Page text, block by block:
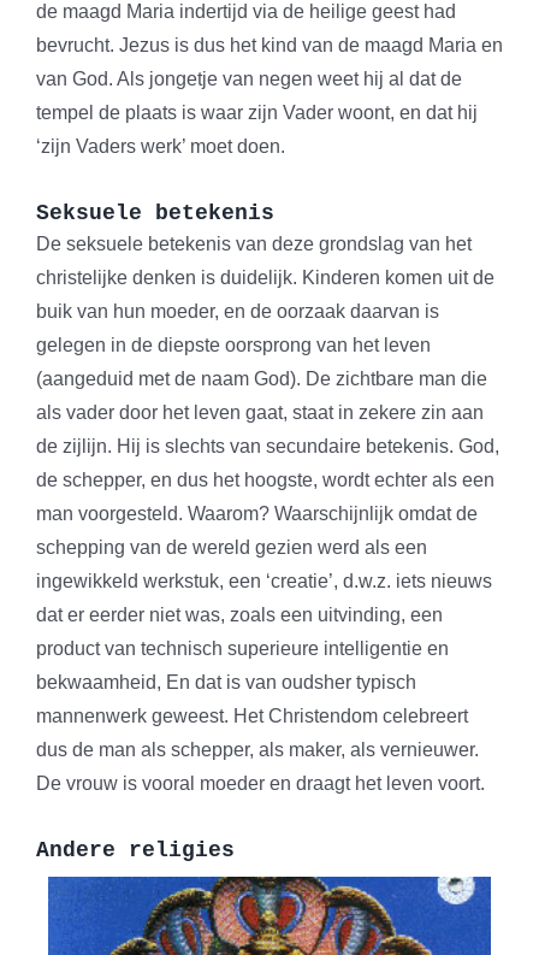
de maagd Maria indertijd via de heilige geest had
bevrucht. Jezus is dus het kind van de maagd Maria en
van God. Als jongetje van negen weet hij al dat de
tempel de plaats is waar zijn Vader woont, en dat hij
‘zijn Vaders werk’ moet doen.
Seksuele betekenis
De seksuele betekenis van deze grondslag van het
christelijke denken is duidelijk. Kinderen komen uit de
buik van hun moeder, en de oorzaak daarvan is
gelegen in de diepste oorsprong van het leven
(aangeduid met de naam God). De zichtbare man die
als vader door het leven gaat, staat in zekere zin aan
de zijlijn. Hij is slechts van secundaire betekenis. God,
de schepper, en dus het hoogste, wordt echter als een
man voorgesteld. Waarom? Waarschijnlijk omdat de
schepping van de wereld gezien werd als een
ingewikkeld werkstuk, een ‘creatie’, d.w.z. iets nieuws
dat er eerder niet was, zoals een uitvinding, een
product van technisch superieure intelligentie en
bekwaamheid, En dat is van oudsher typisch
mannenwerk geweest. Het Christendom celebreert
dus de man als schepper, als maker, als vernieuwer.
De vrouw is vooral moeder en draagt het leven voort.
Andere religies